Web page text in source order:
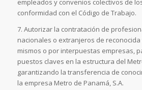
empleados y convenios colectivos de
conformidad con el Código de Trabajo.
7. Autorizar la contratación de
nacionales o extranjeros de
mismos o por interpuestas empresas,
puestos claves en la estructura del
garantizando la transferencia de
la empresa Metro de Panamá, S.A.